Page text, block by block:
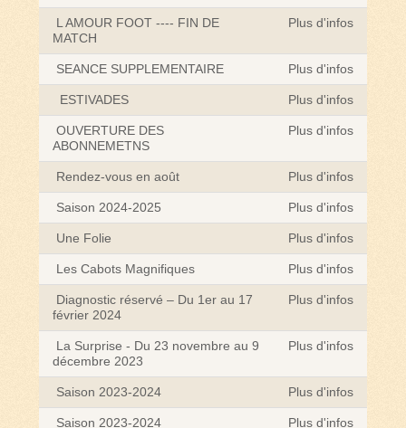
L AMOUR FOOT ---- FIN DE
MATCH
Plus d'infos
SEANCE SUPPLEMENTAIRE Plus d'infos
ESTIVADES Plus d'infos
OUVERTURE DES
ABONNEMETNS
Plus d'infos
Rendez-vous en août Plus d'infos
Saison 2024-2025 Plus d'infos
Une Folie Plus d'infos
Les Cabots Magnifiques Plus d'infos
Diagnostic réservé – Du 1er au 17
février 2024
Plus d'infos
La Surprise - Du 23 novembre au 9
décembre 2023
Plus d'infos
Saison 2023-2024 Plus d'infos
Saison 2023-2024 Plus d'infos